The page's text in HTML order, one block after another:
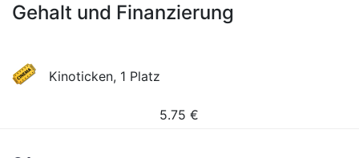
Gehalt und Finanzierung
Kinoticken, 1 Platz
5.75 €